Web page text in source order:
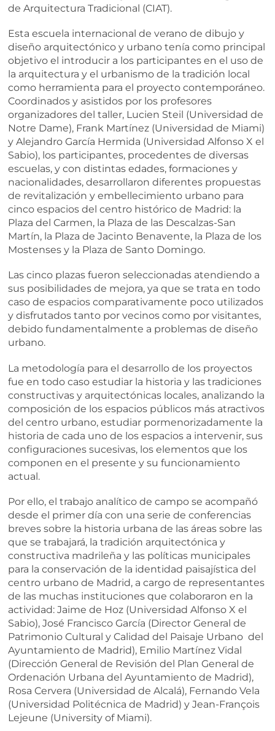
de Arquitectura Tradicional (CIAT).
Esta escuela internacional de verano de dibujo y
diseño arquitectónico y urbano tenía como principal
objetivo el introducir a los participantes en el uso de
la arquitectura y el urbanismo de la tradición local
como herramienta para el proyecto contemporáneo.
Coordinados y asistidos por los profesores
organizadores del taller, Lucien Steil (Universidad de
Notre Dame), Frank Martínez (Universidad de Miami)
y Alejandro García Hermida (Universidad Alfonso X el
Sabio), los participantes, procedentes de diversas
escuelas, y con distintas edades, formaciones y
nacionalidades, desarrollaron diferentes propuestas
de revitalización y embellecimiento urbano para
cinco espacios del centro histórico de Madrid: la
Plaza del Carmen, la Plaza de las Descalzas-San
Martín, la Plaza de Jacinto Benavente, la Plaza de los
Mostenses y la Plaza de Santo Domingo.
Las cinco plazas fueron seleccionadas atendiendo a
sus posibilidades de mejora, ya que se trata en todo
caso de espacios comparativamente poco utilizados
y disfrutados tanto por vecinos como por visitantes,
debido fundamentalmente a problemas de diseño
urbano.
La metodología para el desarrollo de los proyectos
fue en todo caso estudiar la historia y las tradiciones
constructivas y arquitectónicas locales, analizando la
composición de los espacios públicos más atractivos
del centro urbano, estudiar pormenorizadamente la
historia de cada uno de los espacios a intervenir, sus
configuraciones sucesivas, los elementos que los
componen en el presente y su funcionamiento
actual.
Por ello, el trabajo analítico de campo se acompañó
desde el primer día con una serie de conferencias
breves sobre la historia urbana de las áreas sobre las
que se trabajará, la tradición arquitectónica y
constructiva madrileña y las políticas municipales
para la conservación de la identidad paisajística del
centro urbano de Madrid, a cargo de representantes
de las muchas instituciones que colaboraron en la
actividad: Jaime de Hoz (Universidad Alfonso X el
Sabio), José Francisco García (Director General de
Patrimonio Cultural y Calidad del Paisaje Urbano del
Ayuntamiento de Madrid), Emilio Martínez Vidal
(Dirección General de Revisión del Plan General de
Ordenación Urbana del Ayuntamiento de Madrid),
Rosa Cervera (Universidad de Alcalá), Fernando Vela
(Universidad Politécnica de Madrid) y Jean-François
Lejeune (University of Miami).